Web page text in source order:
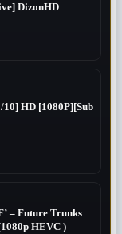
DizonHD
HD [1080P][Sub
– Future Trunks
HEVC )